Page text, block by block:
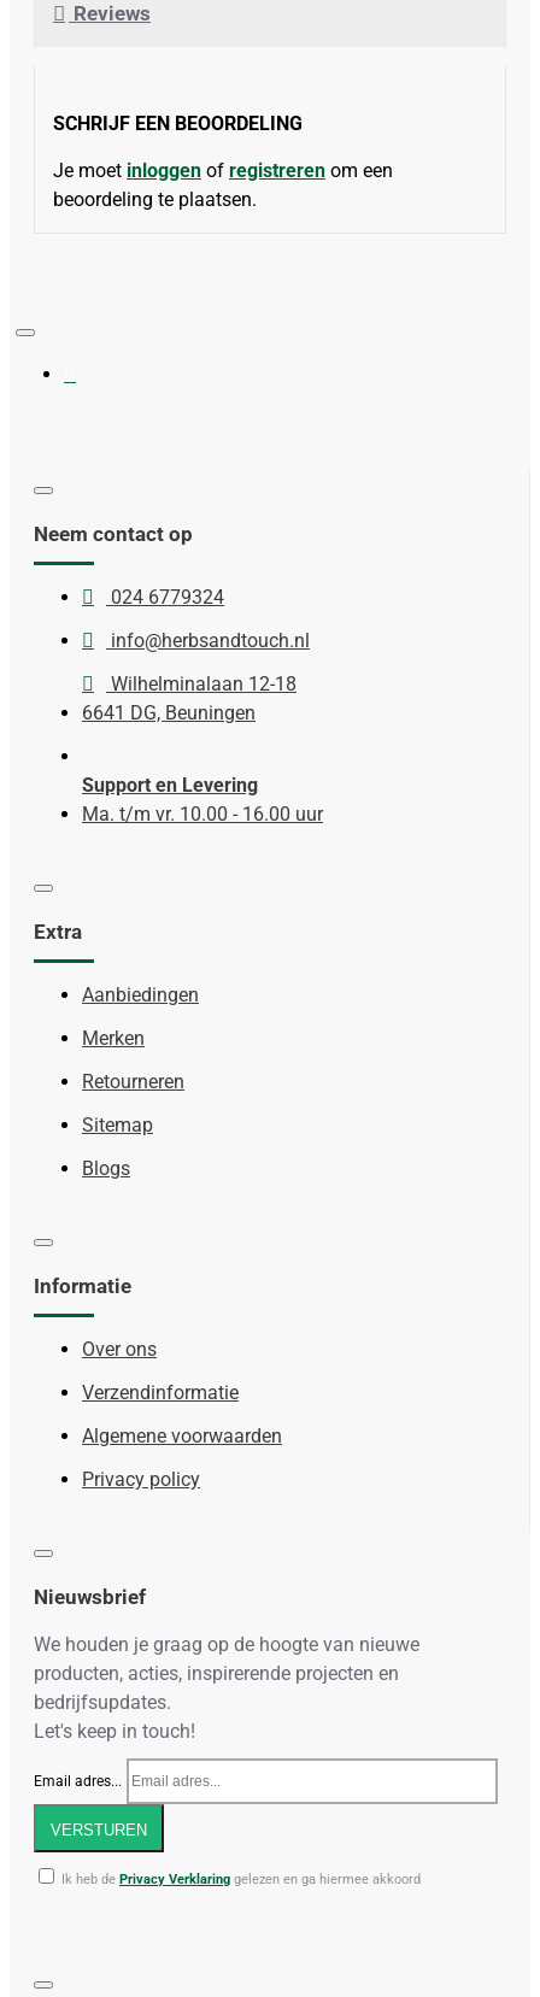
Reviews
SCHRIJF EEN BEOORDELING
Je moet inloggen of registreren om een
beoordeling te plaatsen.
Neem contact op
024 6779324
info@herbsandtouch.nl
Wilhelminalaan 12-18
6641 DG, Beuningen
Support en Levering
Ma. t/m vr. 10.00 - 16.00 uur
Extra
Aanbiedingen
Merken
Retourneren
Sitemap
Blogs
Informatie
Over ons
Verzendinformatie
Algemene voorwaarden
Privacy policy
Nieuwsbrief
We houden je graag op de hoogte van nieuwe
producten, acties, inspirerende projecten en
bedrijfsupdates.
Let's keep in touch!
Email adres...
VERSTUREN
Ik heb de Privacy Verklaring gelezen en ga hiermee akkoord